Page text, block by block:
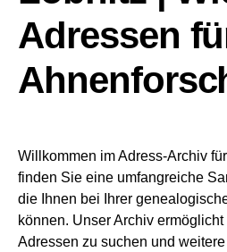
Adressen
Willkommen im Adress-Archiv
finden Sie eine umfangreiche
die Ihnen bei Ihrer
können. Unser Archiv
Adressen zu suchen und